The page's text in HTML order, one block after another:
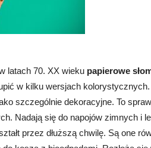
latach 70. XX wieku papierowe
w kilku wersjach
szczególnie dekoracyjne. To
Nadają się do napojów zimnych i
przez dłuższą chwilę. Są one